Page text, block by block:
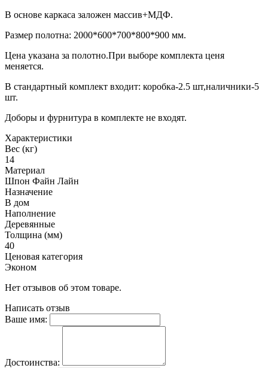
В основе каркаса заложен массив+МДФ.
Размер полотна: 2000*600*700*800*900 мм.
Цена указана за полотно.При выборе комплекта ценя
меняется.
В стандартный комплект входит: коробка-2.5 шт,наличники-5
шт.
Доборы и фурнитура в комплекте не входят.
Характеристики
Вес (кг)
14
Материал
Шпон Файн Лайн
Назначение
В дом
Наполнение
Деревянные
Толщина (мм)
40
Ценовая категория
Эконом
Нет отзывов об этом товаре.
Написать отзыв
Ваше имя:
Достоинства: